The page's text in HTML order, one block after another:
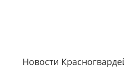
Новости